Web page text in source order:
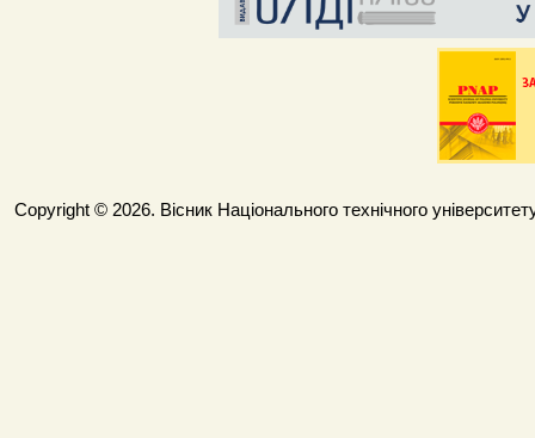
Copyright © 2026. Вісник Національного технічного